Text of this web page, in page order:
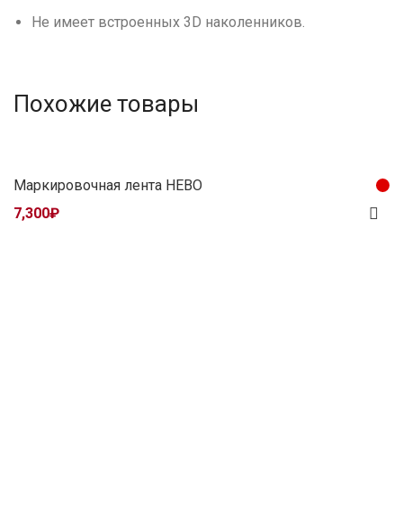
Не имеет встроенных 3D наколенников.
Похожие товары
Маркировочная лента HEBO
7,300₽